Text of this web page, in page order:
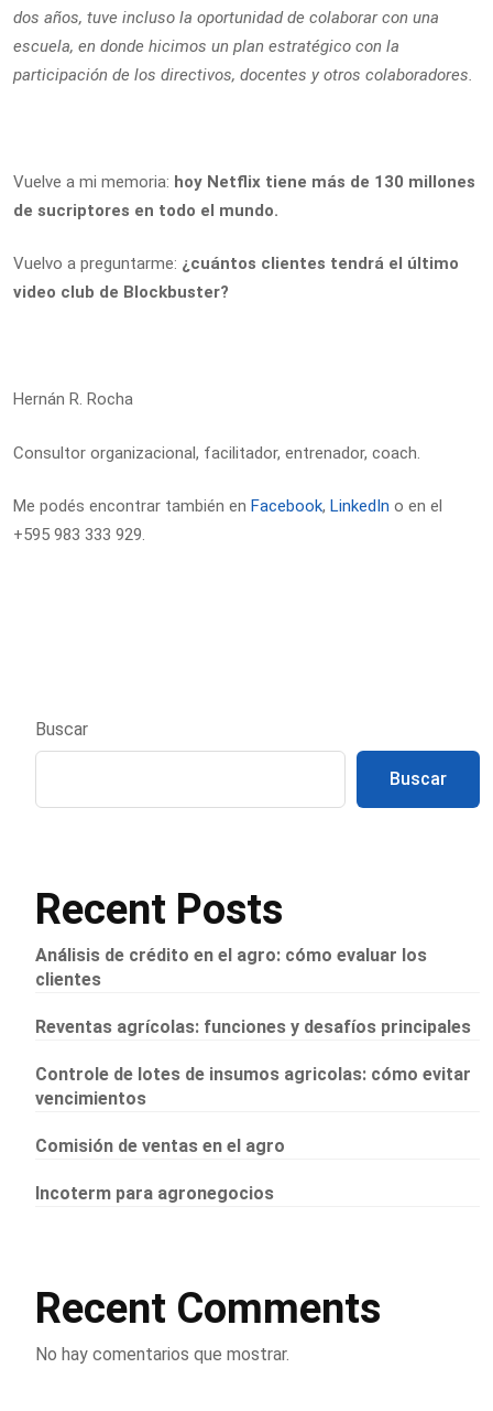
dos años, tuve incluso la oportunidad de colaborar con una
escuela, en donde hicimos un plan estratégico con la
participación de los directivos, docentes y otros colaboradores.
Vuelve a mi memoria: hoy Netflix tiene más de 130 millones
de sucriptores en todo el mundo.
Vuelvo a preguntarme: ¿cuántos clientes tendrá el último
video club de Blockbuster?
Hernán R. Rocha
Consultor organizacional, facilitador, entrenador, coach.
Me podés encontrar también en Facebook, LinkedIn o en el
+595 983 333 929.
Buscar
Buscar
Recent Posts
Análisis de crédito en el agro: cómo evaluar los
clientes
Reventas agrícolas: funciones y desafíos principales
Controle de lotes de insumos agricolas: cómo evitar
vencimientos
Comisión de ventas en el agro
Incoterm para agronegocios
Recent Comments
No hay comentarios que mostrar.